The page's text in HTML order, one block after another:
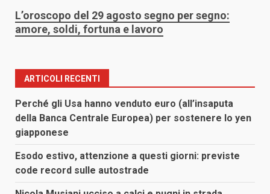
L’oroscopo del 29 agosto segno per segno:
amore, soldi, fortuna e lavoro
ARTICOLI RECENTI
Perché gli Usa hanno venduto euro (all’insaputa
della Banca Centrale Europea) per sostenere lo yen
giapponese
Esodo estivo, attenzione a questi giorni: previste
code record sulle autostrade